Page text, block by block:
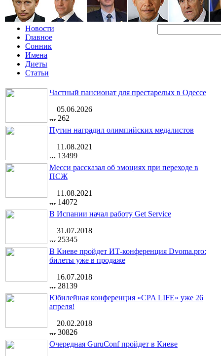
Новости
Главное
Сонник
Имена
Диеты
Статьи
Частный пансионат для престарелых в Одессе
05.06.2026
262
Путин наградил олимпийских медалистов
11.08.2021
13499
Месси рассказал об эмоциях при переходе в
ПСЖ
11.08.2021
14072
В Испании начал работу Get Service
31.07.2018
25345
В Киеве пройдет ИТ-конференция Dvoma.pro:
билеты уже в продаже
16.07.2018
28139
Юбилейная конференция «CPA LIFE» уже 26
апреля!
20.02.2018
30826
Очередная GuruConf пройдет в Киеве